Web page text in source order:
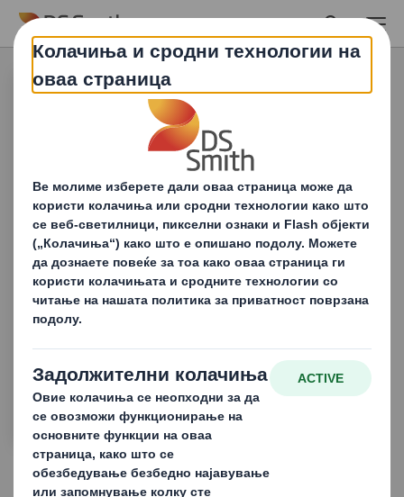
Skip to main content
Амбалажата за
широка
потрошувачка